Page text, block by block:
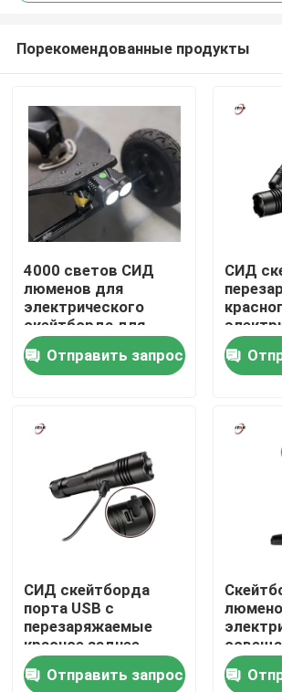
Домой
Продукты
Видеозаписи
Экскурсия по заводу
Контроль качества
Свяжитесь с нами
Новости
Порекомендованные продукты
4000 светов СИД
люменов для
электрического
скейтборда для
Handlebar
Отправить запрос
СИД
люмена
СИД скейтборда
порта USB c
перезаряжаемые
красное заднее
электрическое
освещает люмен 600
Отправить запрос
сплава